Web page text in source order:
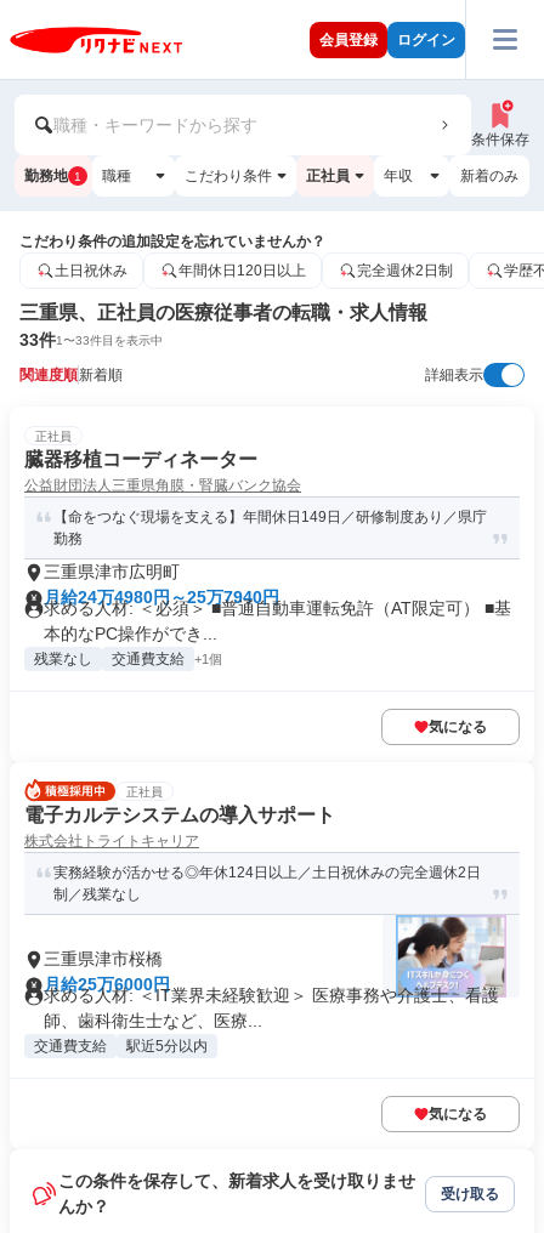
会員登録 ログイン
職種・キーワードから探す
条件保存
勤務地 1 職種 こだわり条件 正社員 年収 新着のみ
こだわり条件の追加設定を忘れていませんか？
土日祝休み
年間休日120日以上 完全週休2日制 学歴
三重県、正社員の医療従事者の転職・求人情報
33件1〜33件目を表示中
関連度順新着順 詳細表示
正社員
臓器移植コーディネーター
公益財団法人三重県角膜・腎臓バンク協会
【命をつなぐ現場を支える】年間休日149日／研修制度あり／県庁
勤務
三重県津市広明町
月給24万4980円～25万7940円
求める人材: ＜必須＞ ■普通自動車運転免許（AT限定可） ■基
本的なPC操作ができ...
残業なし 交通費支給 +1個
気になる
正社員
電子カルテシステムの導入サポート
株式会社トライトキャリア
実務経験が活かせる◎年休124日以上／土日祝休みの完全週休2日
制／残業なし
三重県津市桜橋
月給25万6000円
求める人材: ＜IT業界未経験歓迎＞ 医療事務や介護士、看護
師、歯科衛生士など、医療...
交通費支給 駅近5分以内
気になる
この条件を保存して、新着求人を受け取りませ
んか？
受け取る